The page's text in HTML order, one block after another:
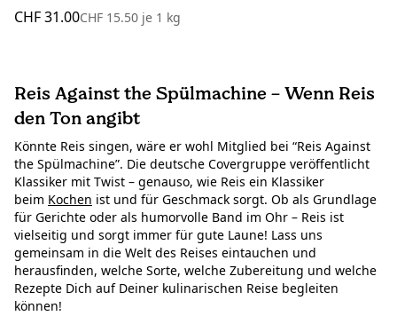
CHF 31.00CHF 15.50 je 1 kg
Reis Against the Spülmachine – Wenn Reis
den Ton angibt
Könnte Reis singen, wäre er wohl Mitglied bei “Reis Against
the Spülmachine”. Die deutsche Covergruppe veröffentlicht
Klassiker mit Twist – genauso, wie Reis ein Klassiker
beim Kochen ist und für Geschmack sorgt. Ob als Grundlage
für Gerichte oder als humorvolle Band im Ohr – Reis ist
vielseitig und sorgt immer für gute Laune! Lass uns
gemeinsam in die Welt des Reises eintauchen und
herausfinden, welche Sorte, welche Zubereitung und welche
Rezepte Dich auf Deiner kulinarischen Reise begleiten
können!